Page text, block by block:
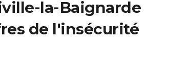
la-Baignarde
de l'insécurité